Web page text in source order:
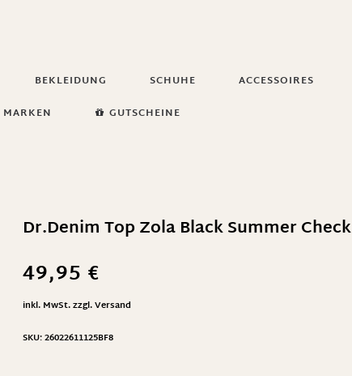
BEKLEIDUNG SCHUHE
ACCESSOIRES
MARKEN GUTSCHEINE
Dr.Denim Top Zola Black Summer Check
49,95 €
inkl. MwSt.zzgl.Versand
SKU:26022611125BF8